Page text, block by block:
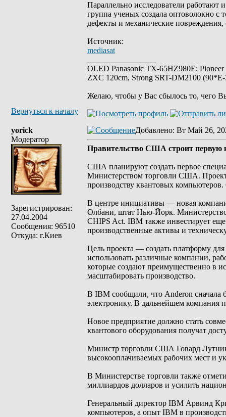
Параллельно исследователи
группа ученых создала оптоволокно с
дефекты и механические повреждения,
Источник:
mediasat
OLED Panasonic TX-65HZ980E;
ZXC 120cm, Strong SRT-DM2100
Желаю, чтобы у Вас сбылось то, чего
Вернуться к началу
yorick
Модератор
Зарегистрирован:
27.04.2004
Сообщения: 96510
Откуда: г.Киев
Добавлено: Вт Май 26,
Правительство США строит первую
США планируют создать первое
Министерством торговли США. Проект
производству квантовых
В центре инициативы — новая
Олбани, штат Нью-Йорк.
CHIPS Act. IBM также инвестирует
производственные активы и
Цель проекта — создать платформу
использовать различные компании,
которые создают преимущественно в
масштабировать производство.
В IBM сообщили, что Anderon сначала
электронику. В дальнейшем компания
Новое предприятие должно стать
квантового оборудования получат
Министр торговли США Говард Лутник
высокооплачиваемых рабочих мест и
В Министерстве торговли также
миллиардов долларов и усилить
Генеральный директор IBM Арвинд
компьютеров, а опыт IBM в